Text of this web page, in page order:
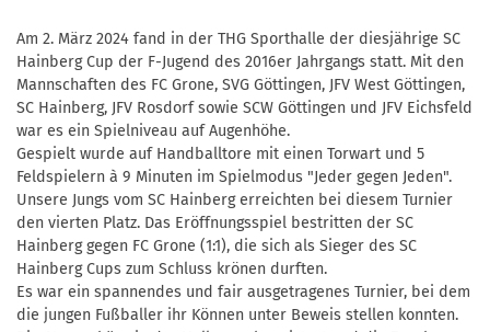
Am 2. März 2024 fand in der THG Sporthalle der diesjährige SC
Hainberg Cup der F-Jugend des 2016er Jahrgangs statt. Mit den
Mannschaften des FC Grone, SVG Göttingen, JFV West Göttingen,
SC Hainberg, JFV Rosdorf sowie SCW Göttingen und JFV Eichsfeld
war es ein Spielniveau auf Augenhöhe.
Gespielt wurde auf Handballtore mit einen Torwart und 5
Feldspielern à 9 Minuten im Spielmodus "Jeder gegen Jeden".
Unsere Jungs vom SC Hainberg erreichten bei diesem Turnier
den vierten Platz. Das Eröffnungsspiel bestritten der SC
Hainberg gegen FC Grone (1:1), die sich als Sieger des SC
Hainberg Cups zum Schluss krönen durften.
Es war ein spannendes und fair ausgetragenes Turnier, bei dem
die jungen Fußballer ihr Können unter Beweis stellen konnten.